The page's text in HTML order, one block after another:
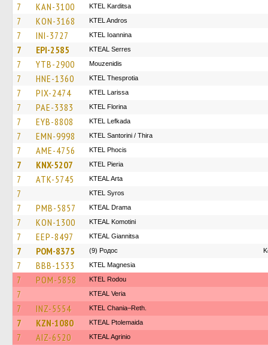
7 KAN-3100 ΚΤΕL Karditsa
7 KON-3168 KTEL Andros
7 INI-3727 KTEL Ioannina
7 EPI-2585 KTEAL Serres
7 YTB-2900 Mouzenidis
7 HNE-1360 KTEL Thesprotia
7 PIX-2474 KTEL Larissa
7 PAE-3383 KTEL Florina
7 EYB-8808 KTEL Lefkada
7 EMN-9998 KTEL Santorini / Thira
7 AME-4756 ΚΤΕL Phocis
7 KNX-5207 KTEL Pieria
7 ATK-5745 KTEAL Arta
7 KTEL Syros
7 PMB-5857 KTEAL Drama
7 KON-1300 KTEAL Komotini
7 EEP-8497 KTEAL Giannitsa
7 POM-8375 (9) Родос
7 BBB-1533 ΚΤΕL Magnesia
7 POM-5858 ΚΤΕL Rodou
7 KTEAL Veria
7 INZ-5554 KTEL Chania–Reth.
7 KZN-1080 KTEAL Ptolemaida
7 AIZ-6520 KTEAL Agrinio